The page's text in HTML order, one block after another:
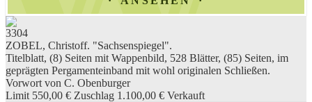
3304
ZOBEL, Christoff. "Sachsenspiegel".
Titelblatt, (8) Seiten mit Wappenbild, 528 Blätter, (85) Seiten, im
geprägten Pergamenteinband mit wohl originalen Schließen.
Vorwort von C. Obenburger
Limit 550,00 € Zuschlag 1.100,00 € Verkauft